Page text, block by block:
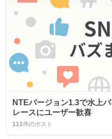
NTEバージョン1.3で水上
レースにユーザー歓喜
111件のポスト